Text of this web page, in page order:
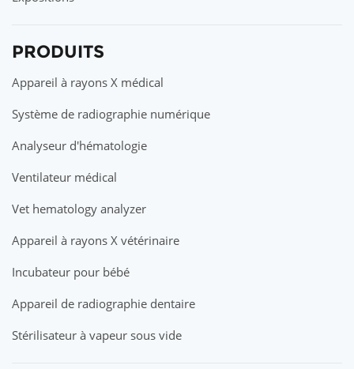
PRODUITS
Appareil à rayons X médical
Système de radiographie numérique
Analyseur d'hématologie
Ventilateur médical
Vet hematology analyzer
Appareil à rayons X vétérinaire
Incubateur pour bébé
Appareil de radiographie dentaire
Stérilisateur à vapeur sous vide